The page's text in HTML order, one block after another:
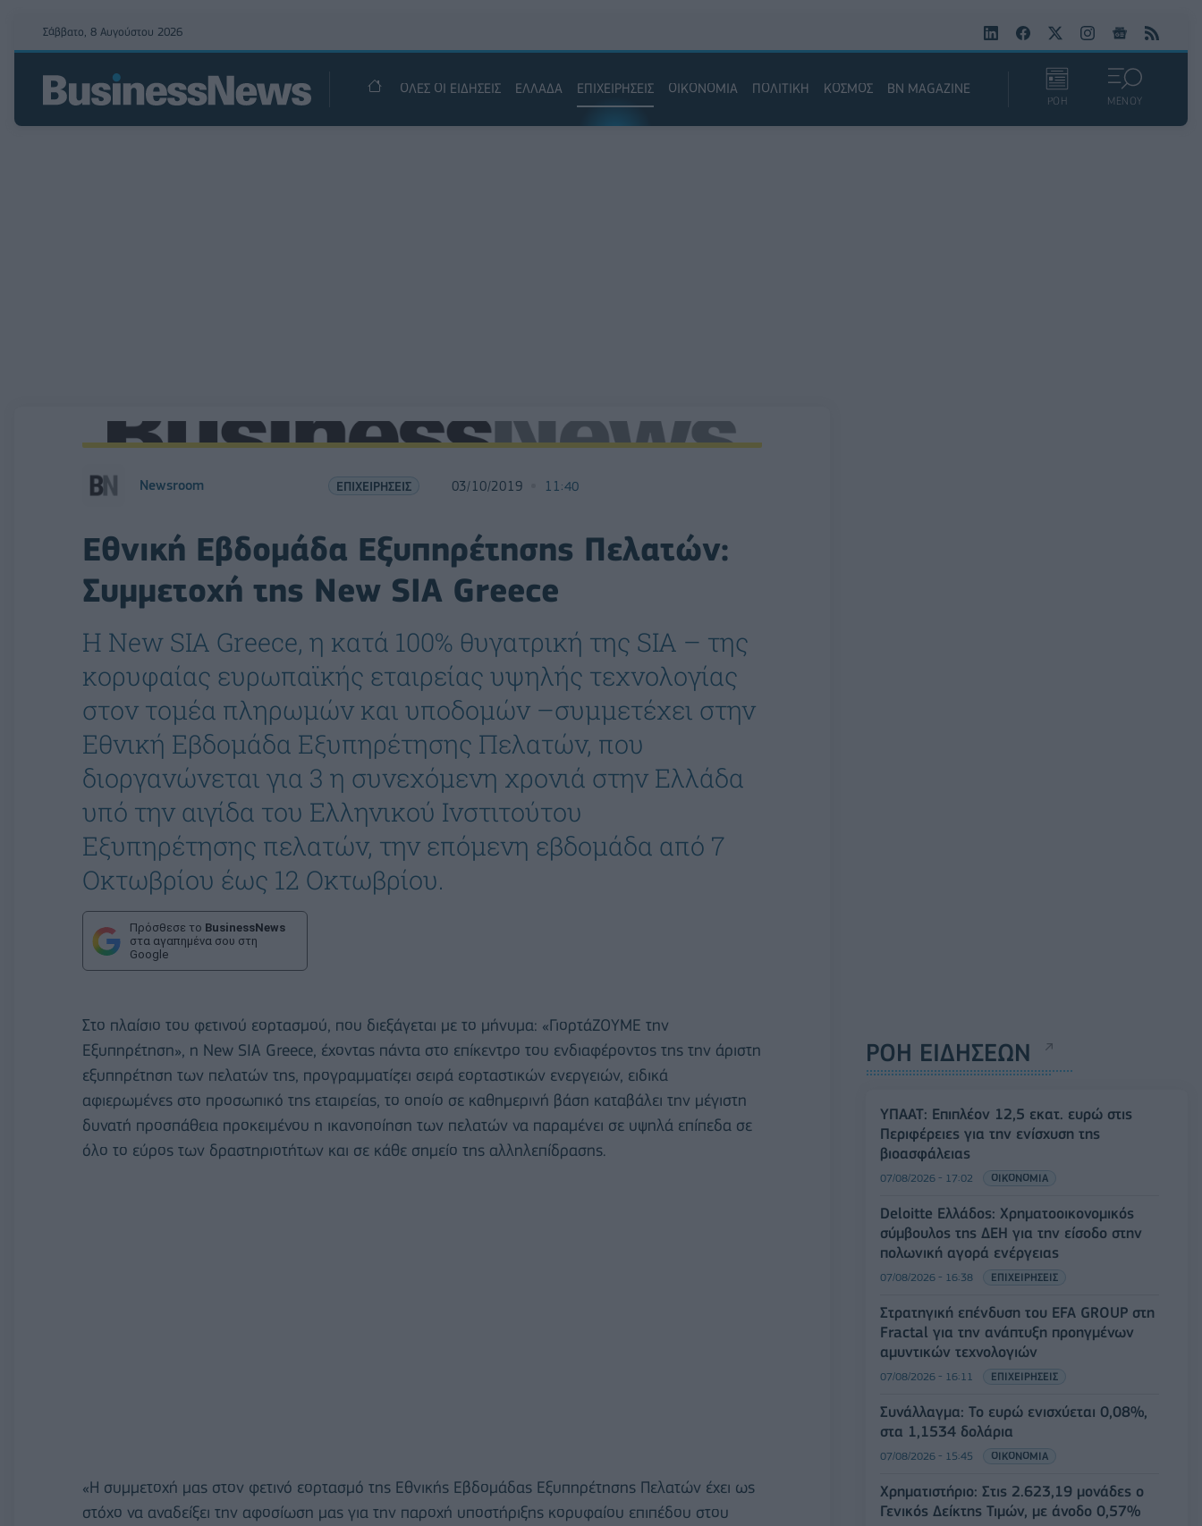
Σάββατο, 8 Αυγούστου 2026
ΟΛΕΣ ΟΙ ΕΙΔΗΣΕΙΣ ΕΛΛΑΔΑ ΕΠΙΧΕΙΡΗΣΕΙΣ ΟΙΚΟΝΟΜΙΑ ΠΟΛΙΤΙΚΗ ΚΟΣΜΟΣ BN MAGAZINE
ΡΟΗ ΜΕΝΟΥ
Newsroom ΕΠΙΧΕΙΡΗΣΕΙΣ 03/10/2019 11:40
Εθνική Εβδομάδα Εξυπηρέτησης Πελατών:
Συμμετοχή της New SIA Greece
H Νew SIA Greece, η κατά 100% θυγατρική της SIA – της
κορυφαίας ευρωπαϊκής εταιρείας υψηλής τεχνολογίας
στον τομέα πληρωμών και υποδομών –συμμετέχει στην
Εθνική Εβδομάδα Εξυπηρέτησης Πελατών, που
διοργανώνεται για 3 η συνεχόμενη χρονιά στην Ελλάδα
υπό την αιγίδα του Ελληνικού Ινστιτούτου
Εξυπηρέτησης πελατών, την επόμενη εβδομάδα από 7
Οκτωβρίου έως 12 Οκτωβρίου.
Πρόσθεσε το BusinessNews
στα αγαπημένα σου στη
Google
Στο πλαίσιο του φετινού εορτασμού, που διεξάγεται με το μήνυμα: «ΓιορτάΖΟΥΜΕ την
Εξυπηρέτηση», η New SIA Greece, έχοντας πάντα στο επίκεντρο του ενδιαφέροντος της την άριστη
εξυπηρέτηση των πελατών της, προγραμματίζει σειρά εορταστικών ενεργειών, ειδικά
αφιερωμένες στο προσωπικό της εταιρείας, το οποίο σε καθημερινή βάση καταβάλει την μέγιστη
δυνατή προσπάθεια προκειμένου η ικανοποίηση των πελατών να παραμένει σε υψηλά επίπεδα σε
όλο το εύρος των δραστηριοτήτων και σε κάθε σημείο της αλληλεπίδρασης.
«Η συμμετοχή μας στον φετινό εορτασμό της Εθνικής Εβδομάδας Εξυπηρέτησης Πελατών έχει ως
στόχο να αναδείξει την αφοσίωση μας για την παροχή υποστήριξης κορυφαίου επιπέδου στου
ΡΟΗ ΕΙΔΗΣΕΩΝ
ΥΠΑΑΤ: Επιπλέον 12,5 εκατ. ευρώ στις
Περιφέρειες για την ενίσχυση της
βιοασφάλειας
07/08/2026 - 17:02 ΟΙΚΟΝΟΜΙΑ
Deloitte Ελλάδος: Χρηματοοικονομικός
σύμβουλος της ΔΕΗ για την είσοδο στην
πολωνική αγορά ενέργειας
07/08/2026 - 16:38 ΕΠΙΧΕΙΡΗΣΕΙΣ
Στρατηγική επένδυση του EFA GROUP στη
Fractal για την ανάπτυξη προηγμένων
αμυντικών τεχνολογιών
07/08/2026 - 16:11 ΕΠΙΧΕΙΡΗΣΕΙΣ
Συνάλλαγμα: Το ευρώ ενισχύεται 0,08%,
στα 1,1534 δολάρια
07/08/2026 - 15:45 ΟΙΚΟΝΟΜΙΑ
Χρηματιστήριο: Στις 2.623,19 μονάδες ο
Γενικός Δείκτης Τιμών, με άνοδο 0,57%